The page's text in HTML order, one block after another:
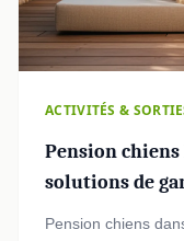
ACTIVITÉS &
Pension
solutions de
Pension chiens